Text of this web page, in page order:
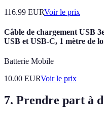
116.99 EURVoir le prix
Câble de chargement USB
USB et USB-C, 1 mètre de
Batterie Mobile
10.00 EURVoir le prix
7. Prendre part à